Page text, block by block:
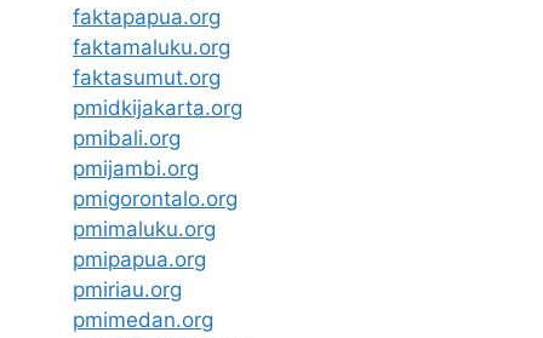
faktapapua.org
faktamaluku.org
faktasumut.org
pmidkijakarta.org
pmibali.org
pmijambi.org
pmigorontalo.org
pmimaluku.org
pmipapua.org
pmiriau.org
pmimedan.org